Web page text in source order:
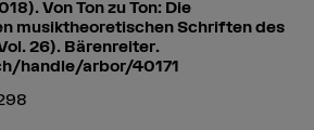
Von Ton zu Ton: Die
musiktheoretischen Schriften des
26). Bärenreiter.
handle/arbor/40171